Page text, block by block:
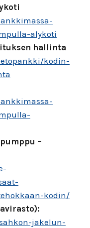
alykoti
hallinta
kodin-
–
kodin/
jakelun-